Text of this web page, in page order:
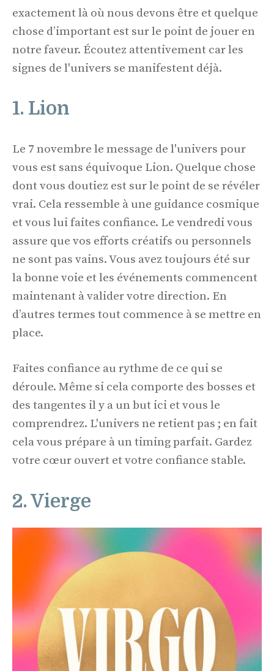
exactement là où nous devons être et quelque
chose d’important est sur le point de jouer en
notre faveur. Écoutez attentivement car les
signes de l'univers se manifestent déjà.
1. Lion
Le 7 novembre le message de l'univers pour
vous est sans équivoque Lion. Quelque chose
dont vous doutiez est sur le point de se révéler
vrai. Cela ressemble à une guidance cosmique
et vous lui faites confiance. Le vendredi vous
assure que vos efforts créatifs ou personnels
ne sont pas vains. Vous avez toujours été sur
la bonne voie et les événements commencent
maintenant à valider votre direction. En
d’autres termes tout commence à se mettre en
place.
Faites confiance au rythme de ce qui se
déroule. Même si cela comporte des bosses et
des tangentes il y a un but ici et vous le
comprendrez. L'univers ne retient pas ; en fait
cela vous prépare à un timing parfait. Gardez
votre cœur ouvert et votre confiance stable.
2. Vierge